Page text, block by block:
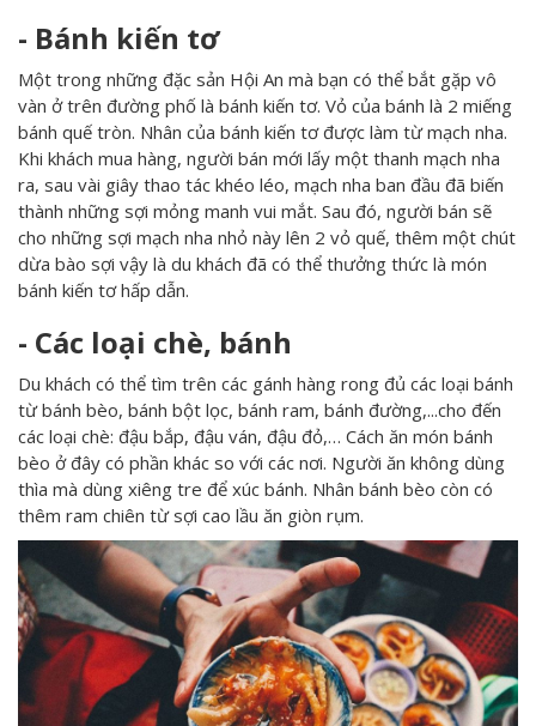
- Bánh kiến tơ
Một trong những đặc sản Hội An mà bạn có thể bắt gặp vô
vàn ở trên đường phố là bánh kiến tơ. Vỏ của bánh là 2 miếng
bánh quế tròn. Nhân của bánh kiến tơ được làm từ mạch nha.
Khi khách mua hàng, người bán mới lấy một thanh mạch nha
ra, sau vài giây thao tác khéo léo, mạch nha ban đầu đã biến
thành những sợi mỏng manh vui mắt. Sau đó, người bán sẽ
cho những sợi mạch nha nhỏ này lên 2 vỏ quế, thêm một chút
dừa bào sợi vậy là du khách đã có thể thưởng thức là món
bánh kiến tơ hấp dẫn.
- Các loại chè, bánh
Du khách có thể tìm trên các gánh hàng rong đủ các loại bánh
từ bánh bèo, bánh bột lọc, bánh ram, bánh đường,...cho đến
các loại chè: đậu bắp, đậu ván, đậu đỏ,… Cách ăn món bánh
bèo ở đây có phần khác so với các nơi. Người ăn không dùng
thìa mà dùng xiêng tre để xúc bánh. Nhân bánh bèo còn có
thêm ram chiên từ sợi cao lầu ăn giòn rụm.